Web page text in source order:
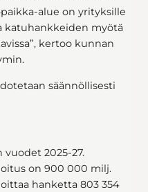
alue on yrityksille
katuhankkeiden myötä
kertoo kunnan
säännöllisesti
vuodet 2025-27.
on 900 000 milj.
hanketta 803 354